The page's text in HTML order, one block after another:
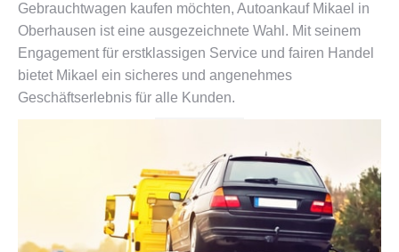
Gebrauchtwagen kaufen möchten, Autoankauf Mikael in
Oberhausen ist eine ausgezeichnete Wahl. Mit seinem
Engagement für erstklassigen Service und fairen Handel
bietet Mikael ein sicheres und angenehmes
Geschäftserlebnis für alle Kunden.